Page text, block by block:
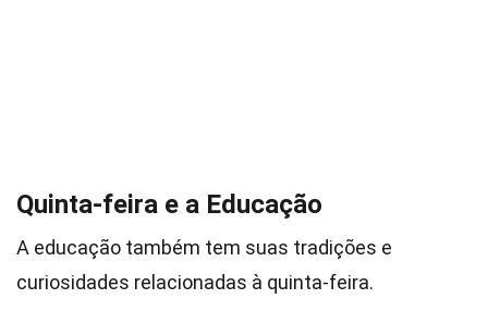
Quinta-feira e a Educação
A educação também tem suas tradições e
curiosidades relacionadas à quinta-feira.